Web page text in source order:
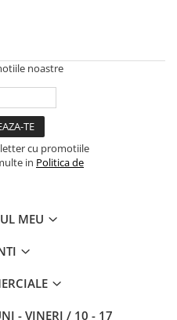
noastre
cu promotiile
in Politica de
MEU
- VINERI / 10 - 17